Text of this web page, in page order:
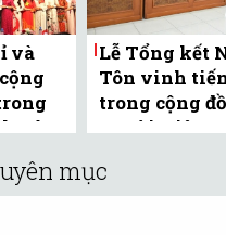
và
yêu
Lễ Tổng kết
Tôn vinh
trong cộng
người Việt
mục